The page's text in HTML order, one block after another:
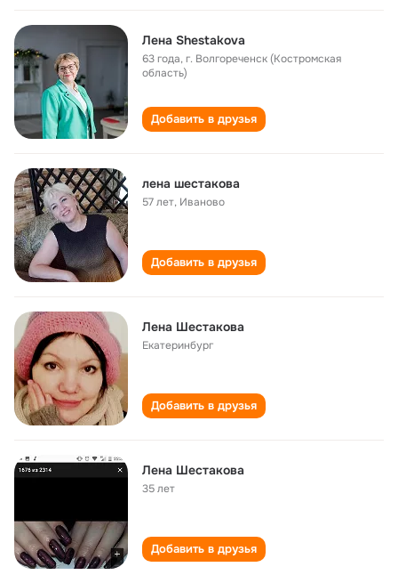
Лена Shestakova
63 года,г. Волгореченск (Костромская
область)
Добавить в друзья
лена шестакова
57 лет, Иваново
Добавить в друзья
Лена Шестакова
Екатеринбург
Добавить в друзья
Лена Шестакова
35 лет
Добавить в друзья